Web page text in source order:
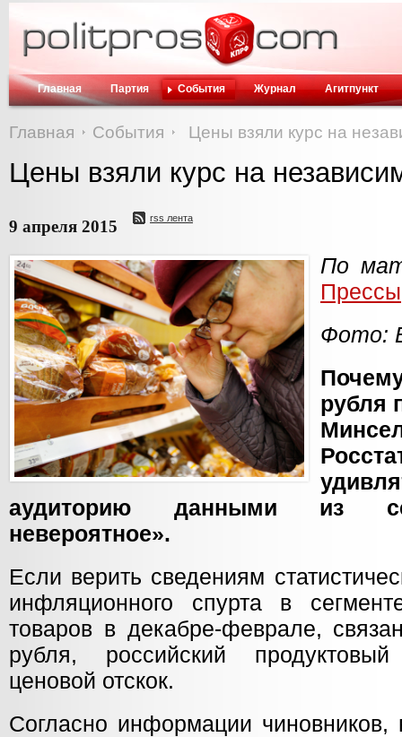
Главная Партия События Журнал Агитпункт
Главная События Цены взяли курс на
Цены взяли курс на
9 апреля 2015 rss лента
По
Прессы
Фото:
рубля
аудиторию данными из
невероятное».
Если верить сведениям
инфляционного спурта в
товаров в декабре-феврале,
рубля, российский
ценовой отскок.
Согласно информации чиновников,